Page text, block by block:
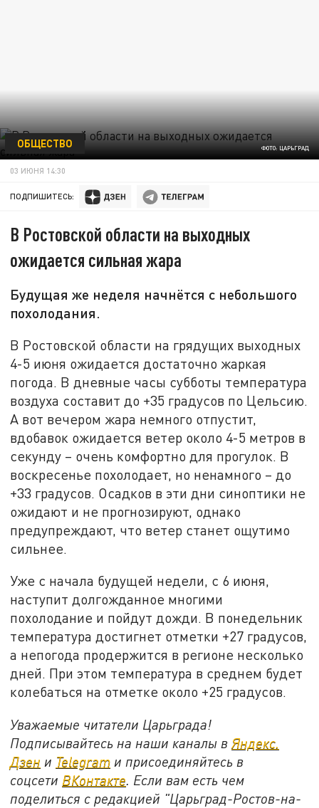
ФОТО: ЦАРЬГРАД
ОБЩЕСТВО
03 ИЮНЯ 14:30
ПОДПИШИТЕСЬ:
В Ростовской области на выходных
ожидается сильная жара
Будущая же неделя начнётся с небольшого
похолодания.
В Ростовской области на грядущих выходных
4-5 июня ожидается достаточно жаркая
погода. В дневные часы субботы температура
воздуха составит до +35 градусов по Цельсию.
А вот вечером жара немного отпустит,
вдобавок ожидается ветер около 4-5 метров в
секунду – очень комфортно для прогулок. В
воскресенье похолодает, но ненамного – до
+33 градусов. Осадков в эти дни синоптики не
ожидают и не прогнозируют, однако
предупреждают, что ветер станет ощутимо
сильнее.
Уже с начала будущей недели, с 6 июня,
наступит долгожданное многими
похолодание и пойдут дожди. В понедельник
температура достигнет отметки +27 градусов,
а непогода продержится в регионе несколько
дней. При этом температура в среднем будет
колебаться на отметке около +25 градусов.
Уважаемые читатели Царьграда!
Подписывайтесь на наши каналы вЯндекс.
Дзен и Telegram и присоединяйтесь в
соцсети ВКонтакте. Если вам есть чем
поделиться с редакцией "Царьград-Ростов-на-